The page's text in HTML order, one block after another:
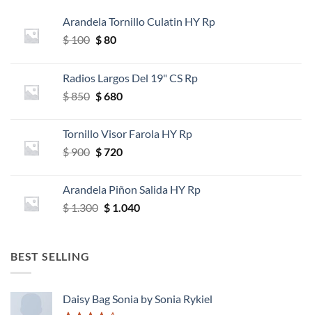
Arandela Tornillo Culatin HY Rp
$100 El
era:
$ 100.
$80El
es:
$ 80.
Radios Largos Del 19" CS Rp
$850 El
era:
$ 850.
$680El
es:
$ 680.
Tornillo Visor Farola HY Rp
$900 El
era:
$ 900.
$720El
es:
$ 720.
Arandela Piñon Salida HY Rp
$1.300 El
$1.040El
BEST SELLING
Daisy Bag Sonia by Sonia Rykiel